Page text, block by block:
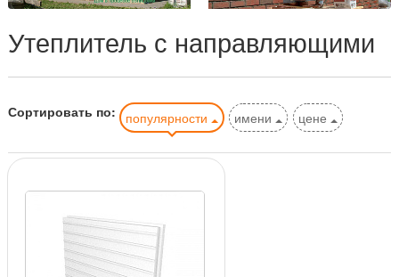
Утеплитель с направляющими
Сортировать по: популярности имени цене